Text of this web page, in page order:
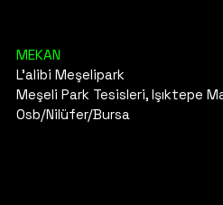
MEKAN
L’alibi Meşelipark
Meşeli Park Tesisleri, Işıktepe
Osb/Nilüfer/Bursa